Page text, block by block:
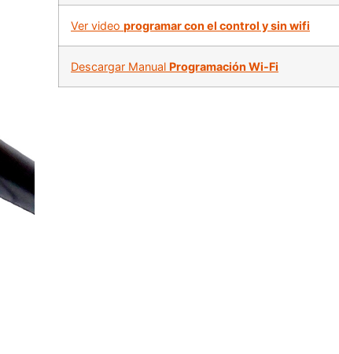
Ver video programar con el control y sin wifi
Descargar Manual Programación Wi-Fi